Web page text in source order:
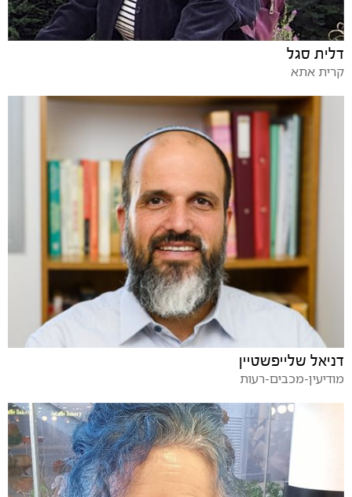
דלית סגל
קרית אתא
דניאל שלייפשטיין
מודיעין-מכבים-רעות